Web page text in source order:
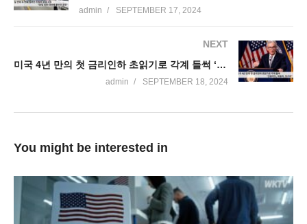
admin SEPTEMBER 17, 2024
NEXT
미국 4년 만의 첫 금리인하 초읽기로 각계 들썩 ‘신용카드, 자동차, 모기지’
admin SEPTEMBER 18, 2024
You might be interested in